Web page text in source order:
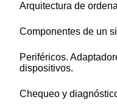
Arquitectura de
Componentes de un
Periféricos.
dispositivos.
Chequeo y